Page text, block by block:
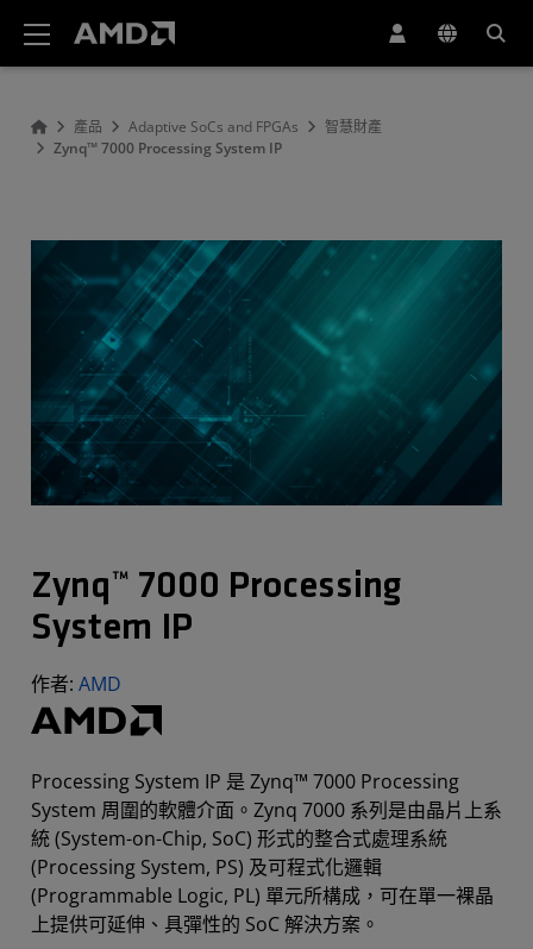
產品 Adaptive SoCs and FPGAs
智慧財產
Zynq™ 7000 Processing System IP
Zynq™ 7000 Processing
System IP
作者: AMD
Processing System IP 是 Zynq™ 7000 Processing
System 周圍的軟體介面。Zynq 7000 系列是由晶片上系
統 (System-on-Chip, SoC) 形式的整合式處理系統
(Processing System, PS) 及可程式化邏輯
(Programmable Logic, PL) 單元所構成，可在單一裸晶
上提供可延伸、具彈性的 SoC 解決方案。